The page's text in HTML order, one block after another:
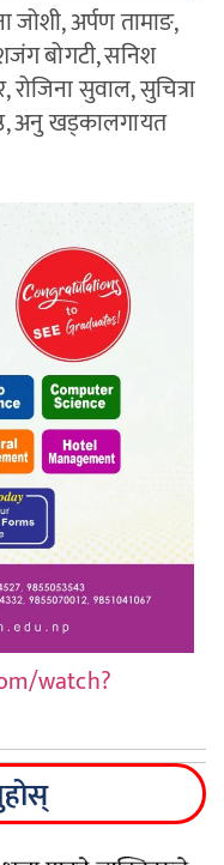
जोशी, अर्पण तामाङ,
बोगटी, सनिश
सुवाल, सुचित्रा
अनु खड्कालगायत
watch?